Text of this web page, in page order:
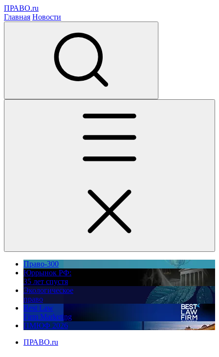
ПРАВО.ru
Главная Новости
Право-300
Юррынок РФ:
35 лет спустя
Экологическое
право
Best Law
Firm Marketing
ПМЮФ 2026
ПРАВО.ru